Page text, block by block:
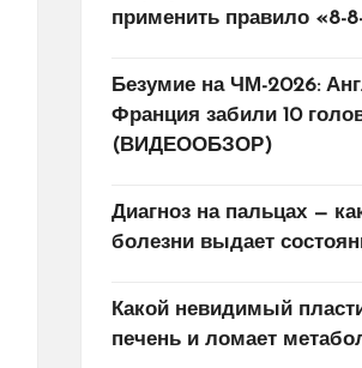
применить правило «8-
Безумие на ЧМ-2026:
Франция забили 10
(ВИДЕООБЗОР)
Диагноз на пальцах —
болезни выдает
Какой невидимый
печень и ломает